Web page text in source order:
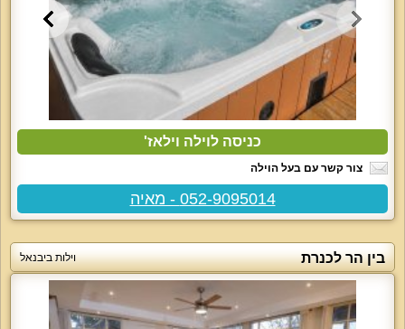
כניסה לוילה וילאז'
צור קשר עם בעל הוילה
052-9095014 - מאיה
בין הר לכנרת וילות ביבנאל